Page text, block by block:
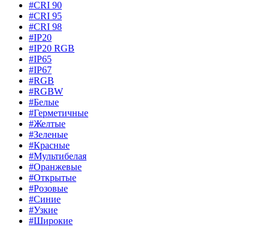
#CRI 90
#CRI 95
#CRI 98
#IP20
#IP20 RGB
#IP65
#IP67
#RGB
#RGBW
#Белые
#Герметичные
#Желтые
#Зеленые
#Красные
#Мультибелая
#Оранжевые
#Открытые
#Розовые
#Синие
#Узкие
#Широкие